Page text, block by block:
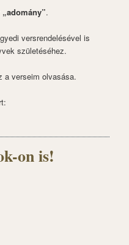
„adomány”.
versrendelésével is
születéséhez.
a verseim olvasása.
on is!